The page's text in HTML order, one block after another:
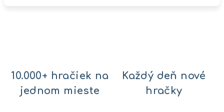
10.000+ hračiek na
jednom mieste
Každý deň nové
hračky